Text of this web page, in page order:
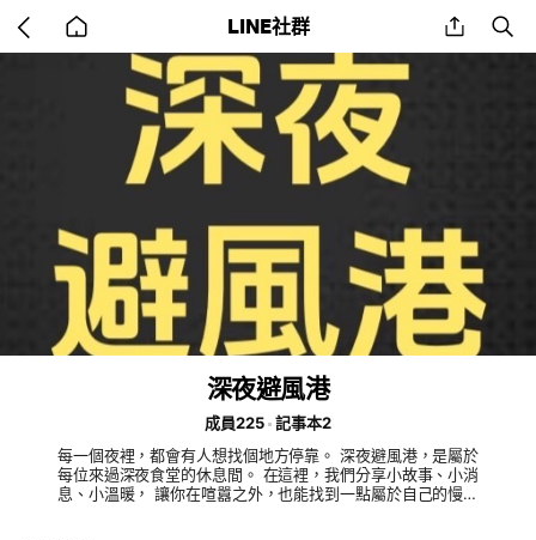
back
to
home
LINE社群 share
深夜避風港
成員225
記事本2
每一個夜裡，都會有人想找個地方停靠。 深夜避風港，是屬於
每位來過深夜食堂的休息間。 在這裡，我們分享小故事、小消
息、小溫暖， 讓你在喧囂之外，也能找到一點屬於自己的慢節